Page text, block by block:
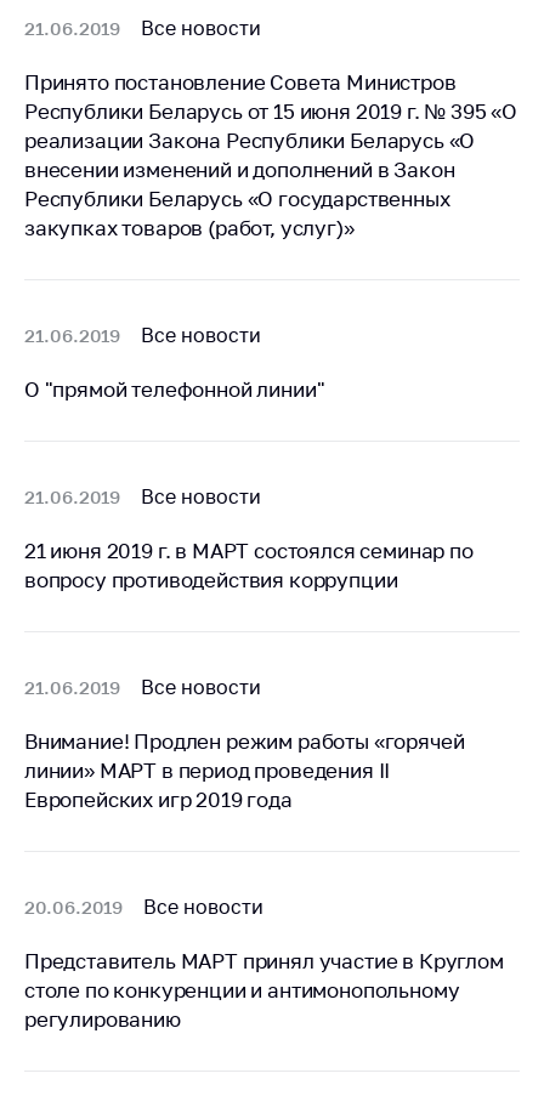
Сообщить о росте
цен на товары
Сообщить о росте
цен на лекарства и
медицинские
изделия
Контакты
Адрес и режим
Министра
Горячая линия
государственный
Важное на сайте
Ценообразование
средства, изделия
медицинского
назначения и
медицинскую
по установлению
(отсутствия)
нарушения
антимонопольного
законодательства
21.06.2019 Все новости
Принято постановление Совета Министров
Республики Беларусь от 15 июня 2019 г. № 395 «О
реализации Закона Республики Беларусь «О
внесении изменений и дополнений в Закон
Республики Беларусь «О государственных
закупках товаров (работ, услуг)»
21.06.2019 Все новости
О "прямой телефонной линии"
21.06.2019 Все новости
21 июня 2019 г. в МАРТ состоялся семинар по
вопросу противодействия коррупции
21.06.2019 Все новости
Внимание! Продлен режим работы «горячей
линии» МАРТ в период проведения II
Европейских игр 2019 года
20.06.2019 Все новости
Представитель МАРТ принял участие в Круглом
столе по конкуренции и антимонопольному
регулированию